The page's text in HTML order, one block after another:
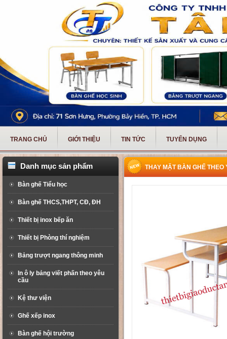
TRANG CHỦ GIỚI THIỆU TIN TỨC TUYỂN DỤNG
Danh mục sản phẩm
Bàn ghế Tiểu học
Bàn ghế THCS,THPT, CĐ, ĐH
Thiết bị inox bếp ăn
Thiết bị Phòng thí nghiệm
Bảng trượt ngang thông minh
In ô ly bảng viết phấn theo yêu
cầu
Kệ thư viện
Ghế xếp inox
Bàn ghế hội trường
THAY MẶT BÀN GHẾ THEO